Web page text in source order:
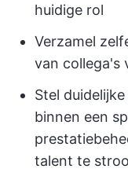
huidige rol
Verzamel
van collega's
Stel
binnen een
talent te